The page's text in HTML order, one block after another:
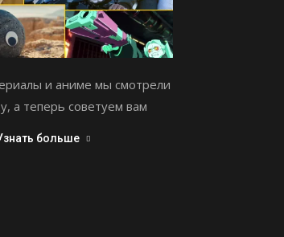
и аниме мы смотрели
а теперь советуем вам
больше